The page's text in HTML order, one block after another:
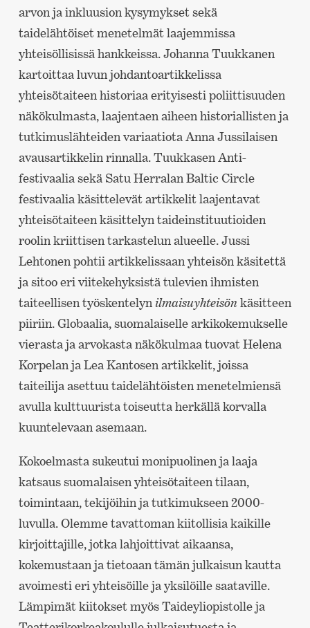
arvon ja inkluusion kysymykset sekä
taidelähtöiset menetelmät laajemmissa
yhteisöllisissä hankkeissa. Johanna Tuukkanen
kartoittaa luvun johdantoartikkelissa
yhteisötaiteen historiaa erityisesti poliittisuuden
näkökulmasta, laajentaen aiheen historiallisten ja
tutkimuslähteiden variaatiota Anna Jussilaisen
avausartikkelin rinnalla. Tuukkasen Anti-
festivaalia sekä Satu Herralan Baltic Circle
festivaalia käsittelevät artikkelit laajentavat
yhteisötaiteen käsittelyn taideinstituutioiden
roolin kriittisen tarkastelun alueelle. Jussi
Lehtonen pohtii artikkelissaan yhteisön käsitettä
ja sitoo eri viitekehyksistä tulevien ihmisten
taiteellisen työskentelyn ilmaisuyhteisön käsitteen
piiriin. Globaalia, suomalaiselle arkikokemukselle
vierasta ja arvokasta näkökulmaa tuovat Helena
Korpelan ja Lea Kantosen artikkelit, joissa
taiteilija asettuu taidelähtöisten menetelmiensä
avulla kulttuurista toiseutta herkällä korvalla
kuuntelevaan asemaan.
Kokoelmasta sukeutui monipuolinen ja laaja
katsaus suomalaisen yhteisötaiteen tilaan,
toimintaan, tekijöihin ja tutkimukseen 2000-
luvulla. Olemme tavattoman kiitollisia kaikille
kirjoittajille, jotka lahjoittivat aikaansa,
kokemustaan ja tietoaan tämän julkaisun kautta
avoimesti eri yhteisöille ja yksilöille saataville.
Lämpimät kiitokset myös Taideyliopistolle ja